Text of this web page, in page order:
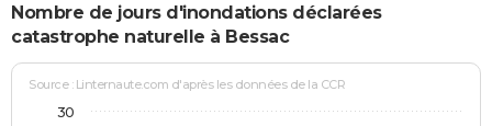
Nombre de jours d'inondations déclarées
catastrophe naturelle à Bessac
Source : Linternaute.com d'après les données de la CCR
30